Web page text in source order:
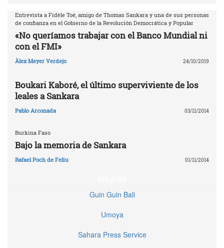
Entrevista a Fidèle Toé, amigo de Thomas Sankara y una de sus personas
de confianza en el Gobierno de la Revolución Democrática y Popular
«No queríamos trabajar con el Banco Mundial ni
con el FMI»
Àlex Meyer Verdejo 24/10/2019
Boukari Kaboré, el último superviviente de los
leales a Sankara
Pablo Arconada 03/11/2014
Burkina Faso
Bajo la memoria de Sankara
Rafael Poch de Feliu 01/11/2014
Guin Guin Bali
Umoya
Sahara Press Service